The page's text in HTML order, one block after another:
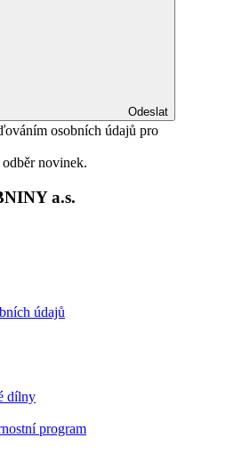
Odeslat
osobních údajů pro
novinek.
a.s.
údajů
dílny
program